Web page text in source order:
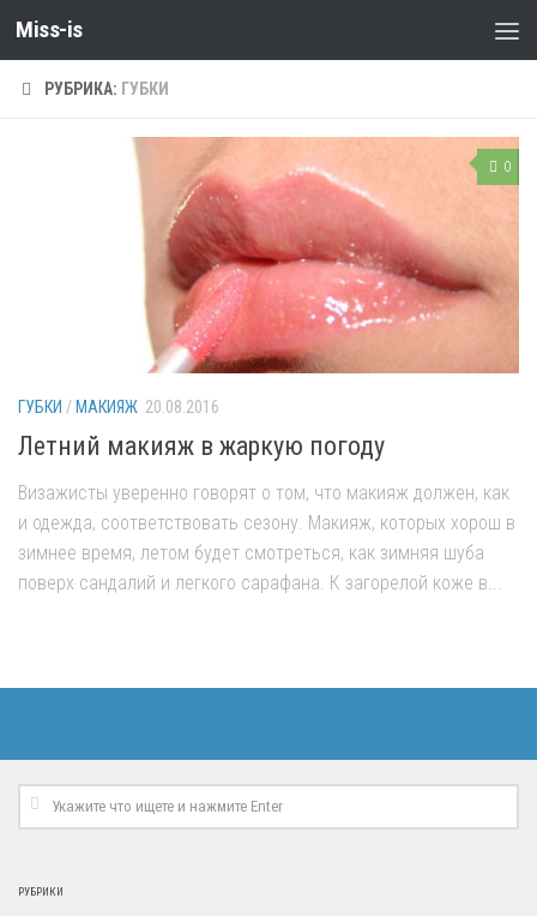
Miss-is
РУБРИКА: ГУБКИ
0
ГУБКИ / МАКИЯЖ 20.08.2016
Летний макияж в жаркую погоду
Визажисты уверенно говорят о том, что макияж должен, как
и одежда, соответствовать сезону. Макияж, которых хорош в
зимнее время, летом будет смотреться, как зимняя шуба
поверх сандалий и легкого сарафана. К загорелой коже в...
РУБРИКИ